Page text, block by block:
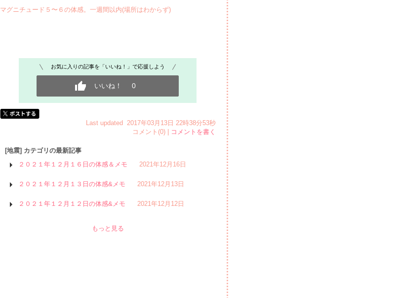
マグニチュード５〜６の体感。一週間以内(場所はわからず)
お気に入りの記事を「いいね！」で応援しよう
いいね！ 0
Last updated 2017年03月13日 22時38分53秒
コメント(0) |
コメントを書く
[地震] カテゴリの最新記事
２０２１年１２月１６日の体感＆メモ
2021年12月16日
２０２１年１２月１３日の体感&メモ 2021年12月13日
２０２１年１２月１２日の体感&メモ 2021年12月12日
もっと見る